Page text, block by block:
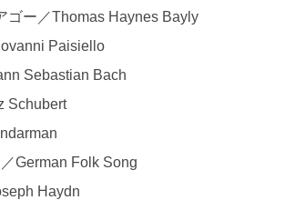
ゴー／Thomas Haynes Bayly
Paisiello
Sebastian Bach
Schubert
German Folk Song
Haydn